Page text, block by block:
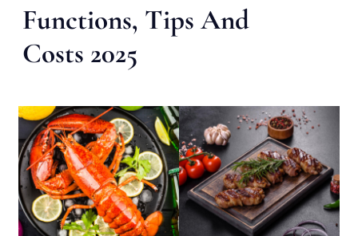
Functions, Tips And
Costs 2025